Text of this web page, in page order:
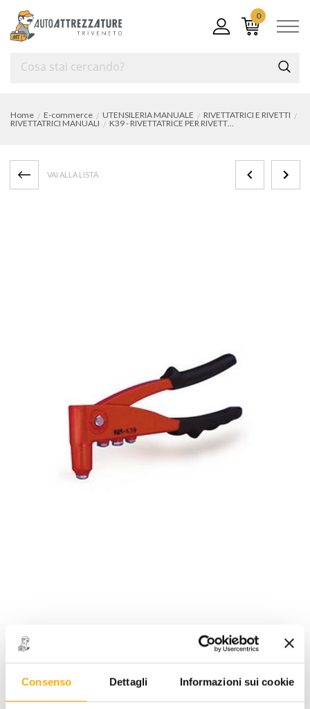
Consenso Dettagli Informazioni sui cookie
0
Home E-commerce UTENSILERIA MANUALE
RIVETTATRICI E RIVETTI
RIVETTATRICI MANUALI
K39 - RIVETTATRICE PER RIVETTI A STRAPPO
VAI ALLA LISTA